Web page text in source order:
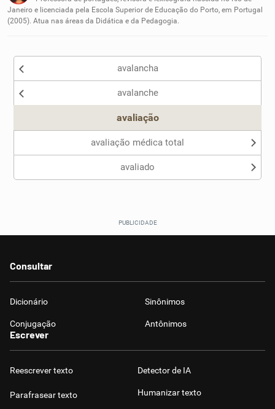
Outro
Janeiro e licenciada pela Escola Superior de Educação do Porto, em Portugal
(2005). Atua nas áreas da Didática e da Pedagogia.
avalancha
avalanche
avaliação
avaliação médica total
avaliado
Consultar
Dicionário Sinônimos
Conjugação Antônimos
Escrever
Reescrever texto
Parafrasear texto
Detector de IA
Humanizar texto